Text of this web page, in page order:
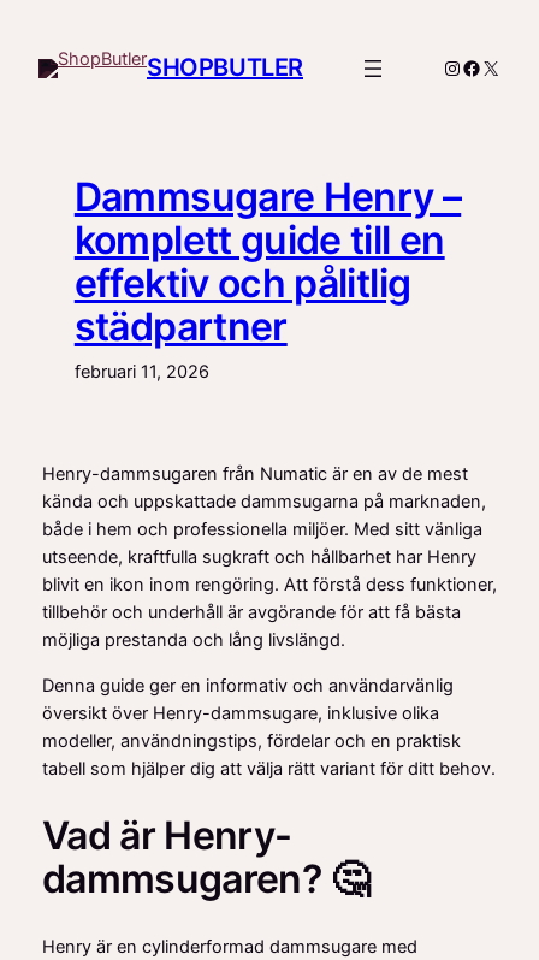
innehåll
SHOPBUTLER Instagram
X
Dammsugare Henry –
komplett guide till en
effektiv och pålitlig
städpartner
februari 11, 2026
Henry-dammsugaren från Numatic är en av de mest
kända och uppskattade dammsugarna på marknaden,
både i hem och professionella miljöer. Med sitt vänliga
utseende, kraftfulla sugkraft och hållbarhet har Henry
blivit en ikon inom rengöring. Att förstå dess funktioner,
tillbehör och underhåll är avgörande för att få bästa
möjliga prestanda och lång livslängd.
Denna guide ger en informativ och användarvänlig
översikt över Henry-dammsugare, inklusive olika
modeller, användningstips, fördelar och en praktisk
tabell som hjälper dig att välja rätt variant för ditt behov.
Vad är Henry-
dammsugaren? 🤔
Henry är en cylinderformad dammsugare med